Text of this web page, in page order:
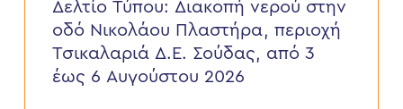
στην
Νικολάου
Πλαστήρα,
περιοχή
Δελτίο Τύπου: Διακοπή νερού στην
οδό Νικολάου Πλαστήρα, περιοχή
Τσικαλαριά Δ.Ε. Σούδας, από 3
έως 6 Αυγούστου 2026